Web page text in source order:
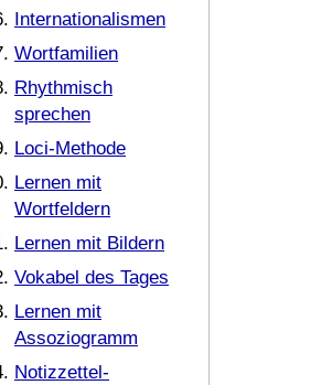
Internationalismen
Wortfamilien
Rhythmisch
sprechen
Loci-Methode
Lernen mit
Wortfeldern
Lernen mit Bildern
Vokabel des Tages
Lernen mit
Assoziogramm
Notizzettel-